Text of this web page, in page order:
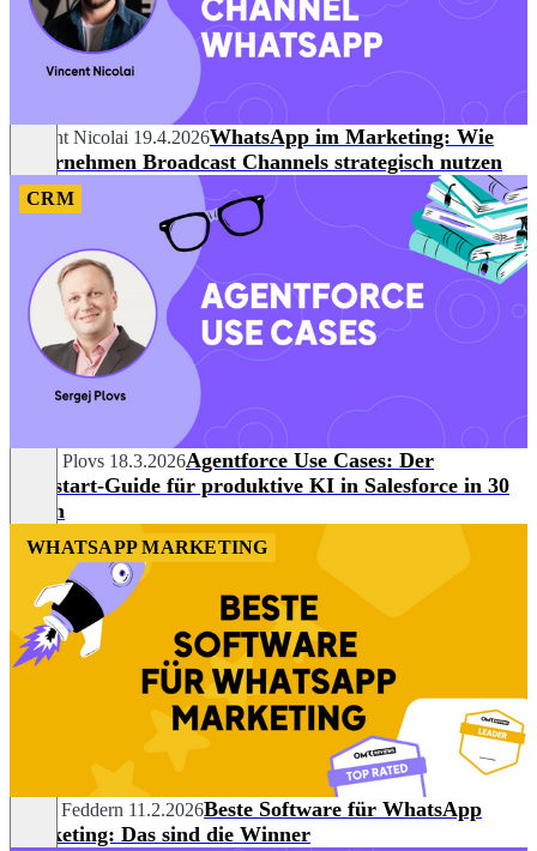
Vincent Nicolai 19.4.2026WhatsApp im Marketing: Wie
Unternehmen Broadcast Channels strategisch nutzen
CRM
Sergej Plovs 18.3.2026Agentforce Use Cases: Der
Kickstart-Guide für produktive KI in Salesforce in 30
Tagen
WHATSAPP MARKETING
Selina Feddern 11.2.2026Beste Software für WhatsApp
Marketing: Das sind die Winner